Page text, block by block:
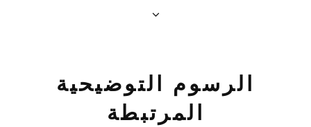
الرسوم التوضيحية
المرتبطة